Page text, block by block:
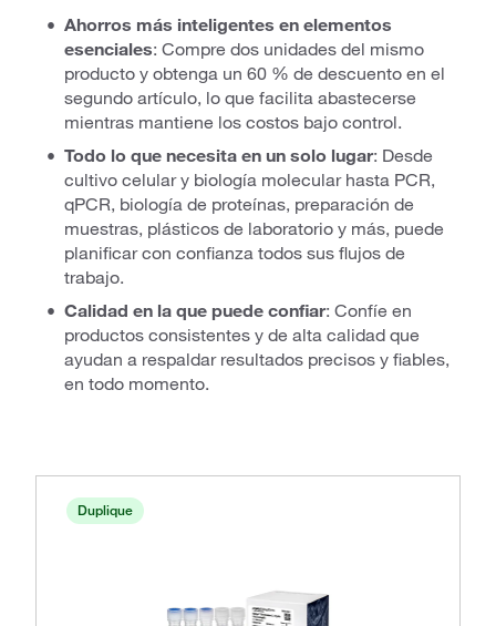
Ahorros más inteligentes en elementos
esenciales: Compre dos unidades del mismo
producto y obtenga un 60 % de descuento en el
segundo artículo, lo que facilita abastecerse
mientras mantiene los costos bajo control.
Todo lo que necesita en un solo lugar: Desde
cultivo celular y biología molecular hasta PCR,
qPCR, biología de proteínas, preparación de
muestras, plásticos de laboratorio y más, puede
planificar con confianza todos sus flujos de
trabajo.
Calidad en la que puede confiar: Confíe en
productos consistentes y de alta calidad que
ayudan a respaldar resultados precisos y fiables,
en todo momento.
Duplique